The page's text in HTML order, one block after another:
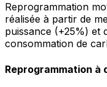
Reprogrammation
réalisée à partir de
puissance (+25%) et
consommation de
Reprogrammation à